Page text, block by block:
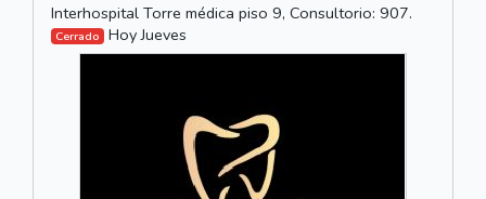
Interhospital Torre médica piso 9, Consultorio: 907.
Cerrado Hoy Jueves